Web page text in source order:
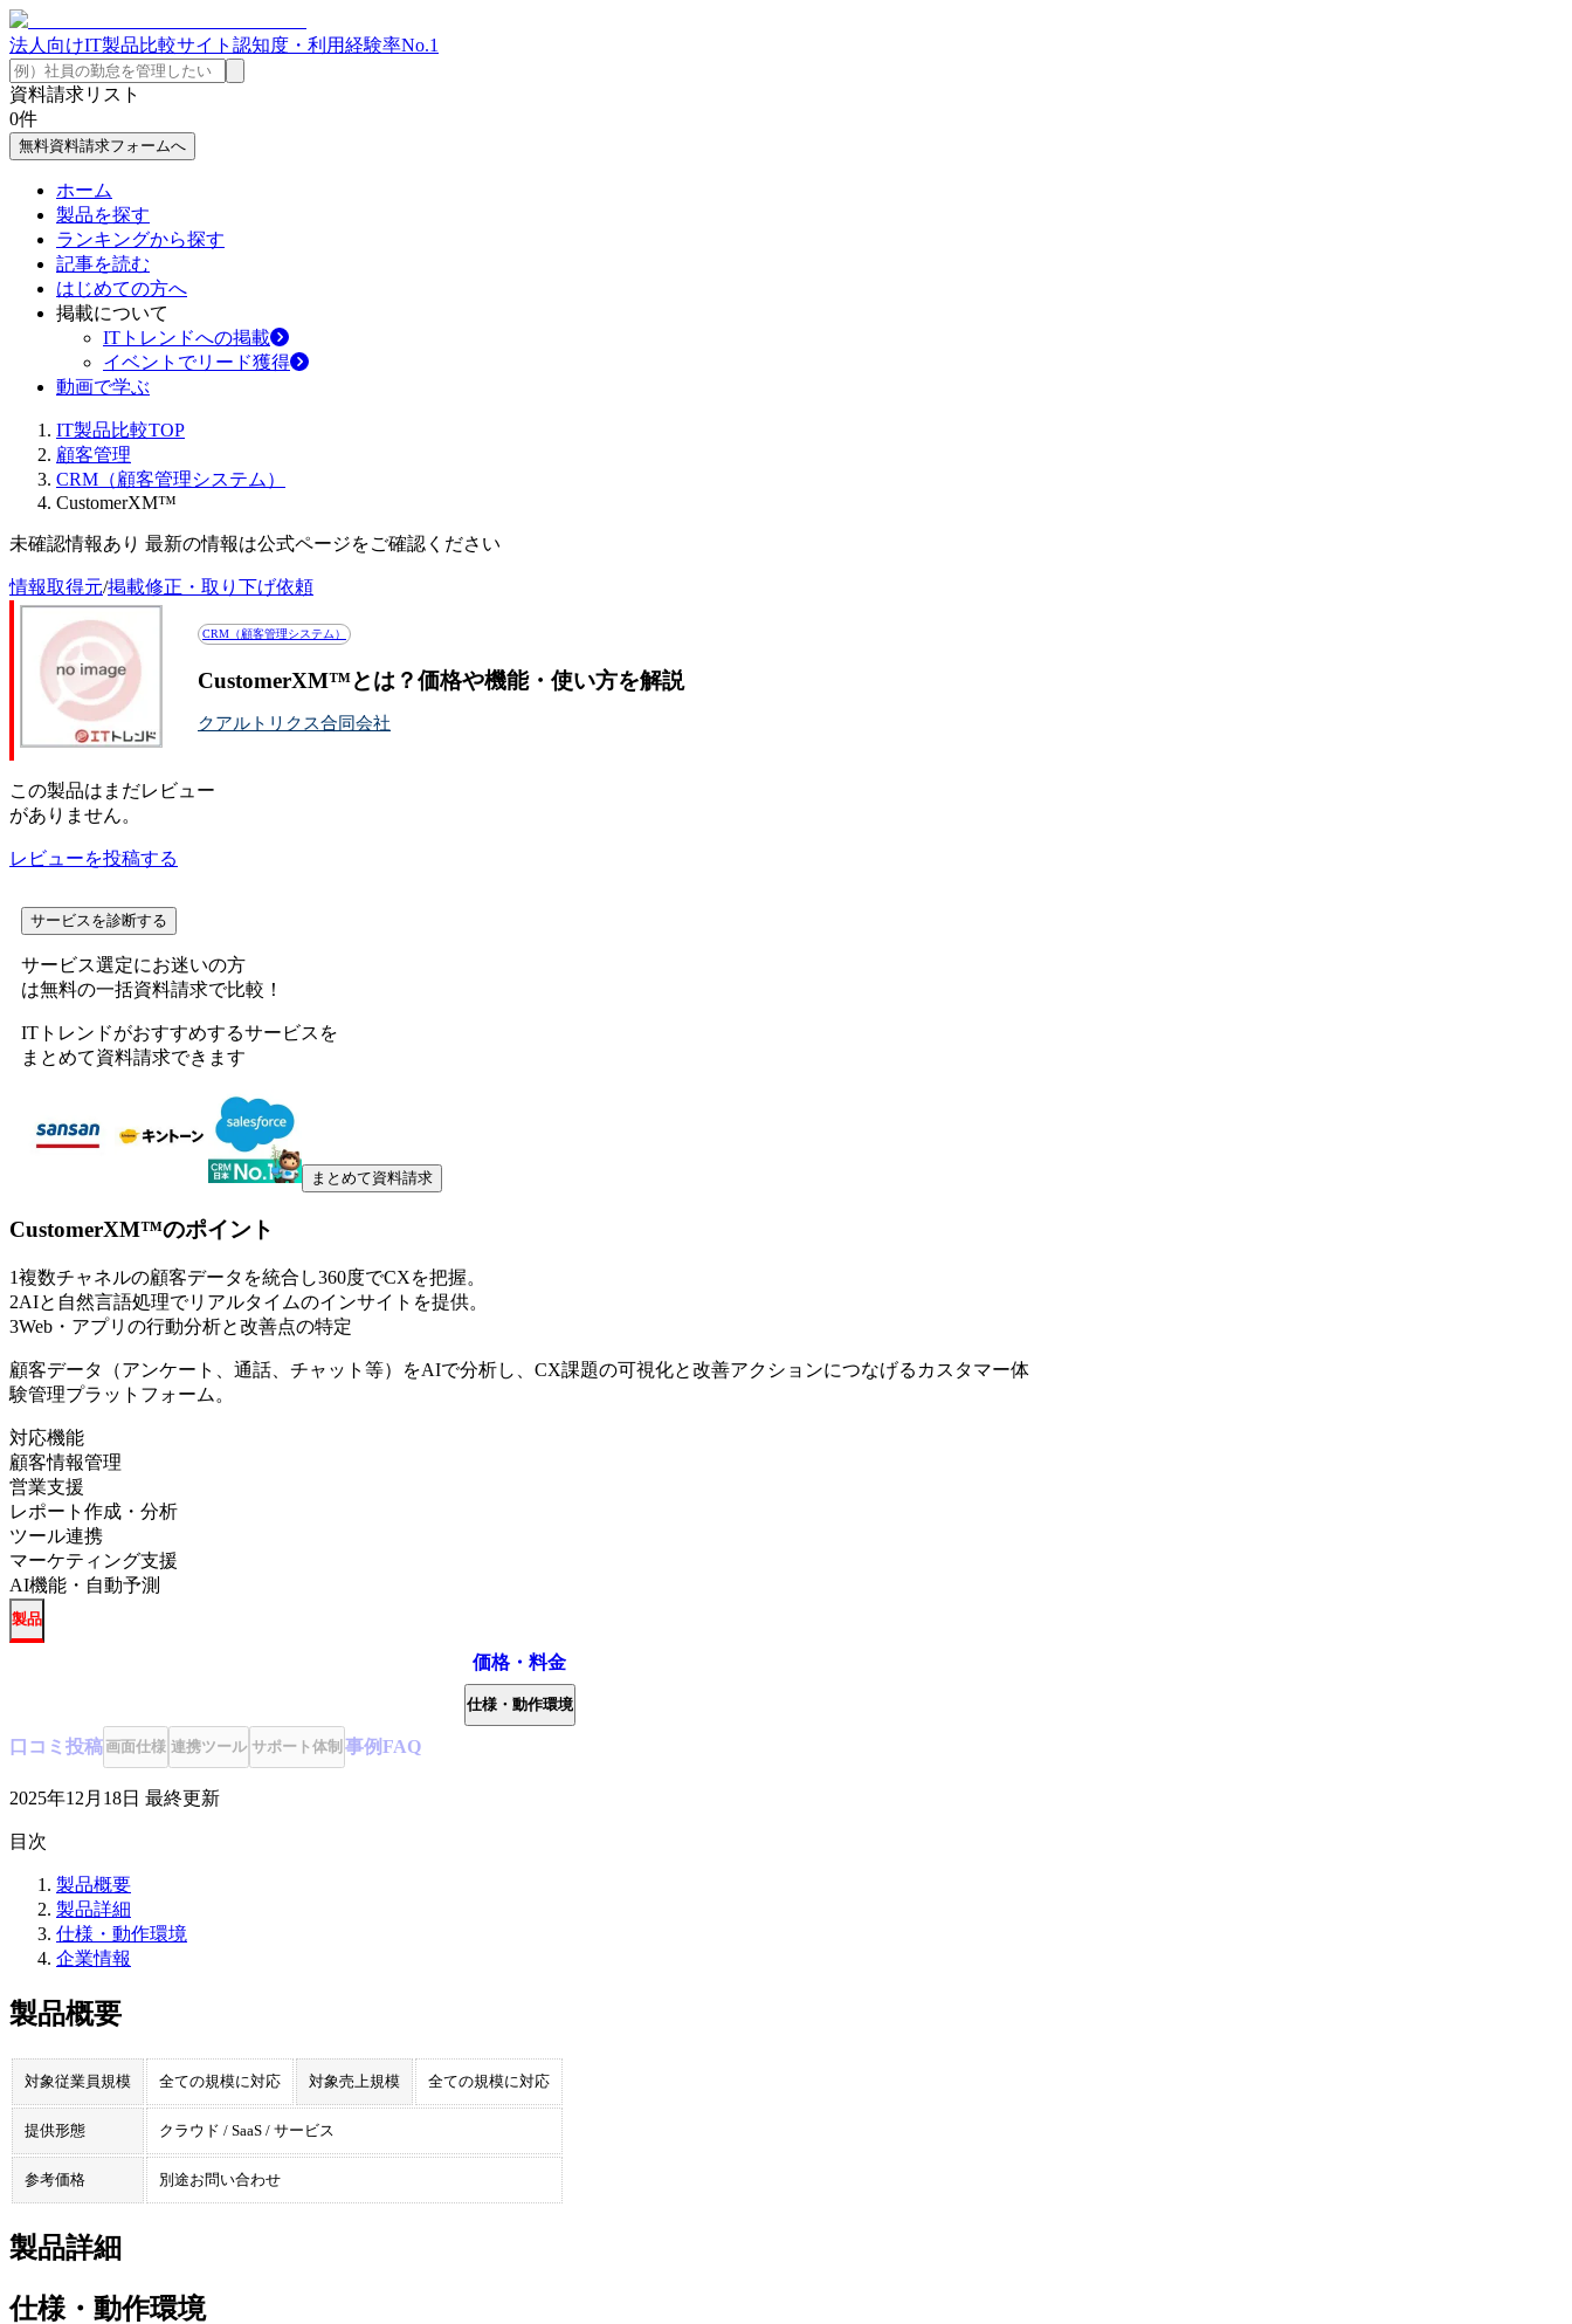
法人向けIT製品比較サイト 認知度・利用経験率No.1
資料請求リスト
0件
無料資料請求フォームへ
ホーム
製品を探す
ランキングから探す
記事を読む
はじめての方へ
掲載について
ITトレンドへの掲載
イベントでリード獲得
動画で学ぶ
IT製品比較TOP
顧客管理
CRM（顧客管理システム）
CustomerXM™
未確認情報あり 最新の情報は公式ページをご確認ください
情報取得元/掲載修正・取り下げ依頼
CRM（顧客管理システム）
CustomerXM™とは？価格や機能・使い方を解説
クアルトリクス合同会社
この製品はまだレビュー
がありません。
レビューを投稿する
サービスを診断する
サービス選定にお迷いの方
は無料の一括資料請求で比較！
ITトレンドがおすすめするサービスを
まとめて資料請求できます
まとめて資料請求
CustomerXM™のポイント
1複数チャネルの顧客データを統合し360度でCXを把握。
2AIと自然言語処理でリアルタイムのインサイトを提供。
3Web・アプリの行動分析と改善点の特定
顧客データ（アンケート、通話、チャット等）をAIで分析し、CX課題の可視化と改善アクションにつなげるカスタマー体
験管理プラットフォーム。
対応機能
顧客情報管理
営業支援
レポート作成・分析
ツール連携
マーケティング支援
AI機能・自動予測
製品
価格・料金
仕様・動作環境
口コミ 投稿画面仕様 連携ツール サポート体制 事例FAQ
2025年12月18日 最終更新
目次
製品概要
製品詳細
仕様・動作環境
企業情報
製品概要
対象従業員規模 全ての規模に対応 対象売上規模 全ての規模に対応
提供形態 クラウド / SaaS / サービス
参考価格 別途お問い合わせ
製品詳細
仕様・動作環境